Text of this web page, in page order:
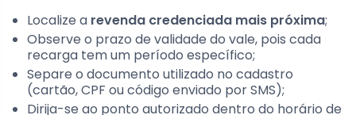
Localize a revenda credenciada mais próxima;
Observe o prazo de validade do vale, pois cada
recarga tem um período específico;
Separe o documento utilizado no cadastro
(cartão, CPF ou código enviado por SMS);
Dirija-se ao ponto autorizado dentro do horário de